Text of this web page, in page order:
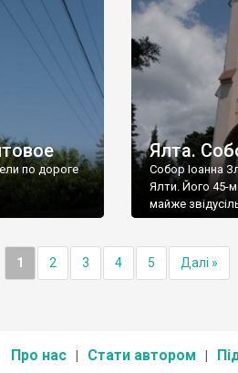
по дороге
Ялта.
Собор Іоанна
Ялти. Його 45-
майже
1 2 3 4 5 Далі »
Про нас Стати автором